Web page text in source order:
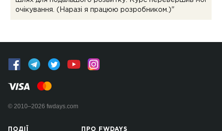
очікування. (Наразі я працюю розробником.)"
© 2010–2026 fwdays.com
ПОДІЇ ПРО FWDAYS